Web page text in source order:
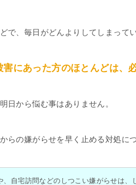
で、毎日がどんよりしてしまって
にあった方のほとんどは、
日から悩む事はありません。
らの嫌がらせを早く止める対処に
、自宅訪問などのしつこい嫌がらせは、